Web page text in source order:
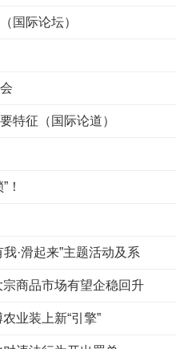
国际论坛）
特征（国际论道）
！
·滑起来”主题活动及系
商品市场有望企稳回升
业装上新“引擎”